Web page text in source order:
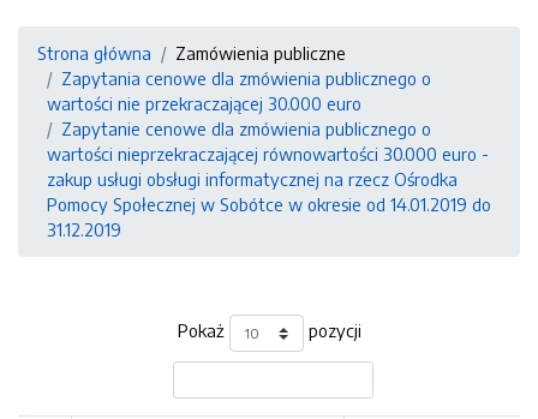
Strona główna
Zamówienia publiczne
Zapytania cenowe dla zmówienia publicznego o
wartości nie przekraczającej 30.000 euro
Zapytanie cenowe dla zmówienia publicznego o
wartości nieprzekraczającej równowartości 30.000 euro -
zakup usługi obsługi informatycznej na rzecz Ośrodka
Pomocy Społecznej w Sobótce w okresie od 14.01.2019 do
31.12.2019
Pokaż pozycji